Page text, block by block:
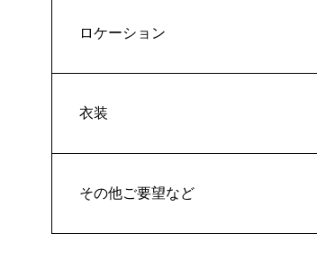
ロケーション
衣装
その他ご要望など